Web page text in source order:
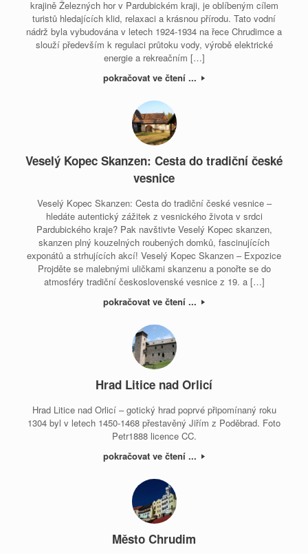
krajině Železných hor v Pardubickém kraji, je oblíbeným cílem
turistů hledajících klid, relaxaci a krásnou přírodu. Tato vodní
nádrž byla vybudována v letech 1924-1934 na řece Chrudimce a
slouží především k regulaci průtoku vody, výrobě elektrické
energie a rekreačním […]
pokračovat ve čtení ...
Veselý Kopec Skanzen: Cesta do tradiční české
vesnice
Veselý Kopec Skanzen: Cesta do tradiční české vesnice –
hledáte autentický zážitek z vesnického života v srdci
Pardubického kraje? Pak navštivte Veselý Kopec skanzen,
skanzen plný kouzelných roubených domků, fascinujících
exponátů a strhujících akcí! Veselý Kopec Skanzen – Expozice
Projděte se malebnými uličkami skanzenu a ponořte se do
atmosféry tradiční československé vesnice z 19. a […]
pokračovat ve čtení ...
Hrad Litice nad Orlicí
Hrad Litice nad Orlicí – gotický hrad poprvé připomínaný roku
1304 byl v letech 1450-1468 přestavěný Jiřím z Poděbrad. Foto
Petr1888 licence CC.
pokračovat ve čtení ...
Město Chrudim